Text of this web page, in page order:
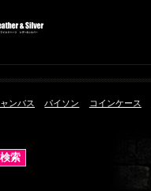
ンバス パイソン コインケース